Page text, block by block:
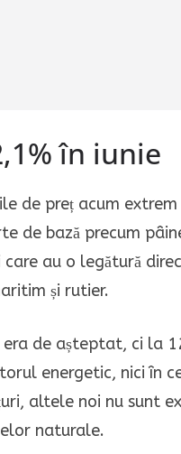
în iunie
de preț acum
de bază precum
care au o legătură
și rutier.
era de așteptat, ci la
energetic, nici în
altele noi nu sunt
naturale.